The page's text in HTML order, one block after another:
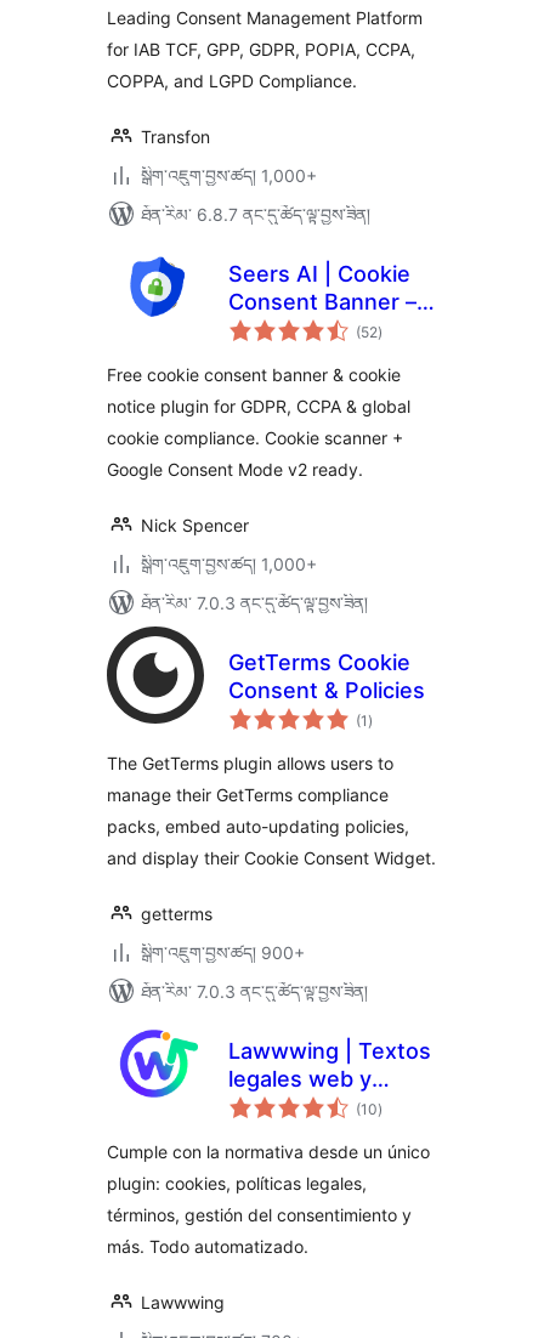
ཚང་།
Leading Consent Management Platform
for IAB TCF, GPP, GDPR, POPIA, CCPA,
COPPA, and LGPD Compliance.
Transfon
སྒྲིག་འཇུག་བྱས་ཚད། 1,000+
ཐོན་རིམ་ 6.8.7 ནང་དུ་ཚོད་ལྟ་བྱས་ཟིན།
Seers AI | Cookie
Consent Banner –
GDPR & CCPA
Management
Platform
(52གདེང་
འཇོག་
ཚང་།
)
Free cookie consent banner & cookie
notice plugin for GDPR, CCPA & global
cookie compliance. Cookie scanner +
Google Consent Mode v2 ready.
Nick Spencer
སྒྲིག་འཇུག་བྱས་ཚད། 1,000+
ཐོན་རིམ་ 7.0.3 ནང་དུ་ཚོད་ལྟ་བྱས་ཟིན།
GetTerms Cookie
Consent & Policies
(1 གདེང་
འཇོག་
ཚང་།
)
The GetTerms plugin allows users to
manage their GetTerms compliance
packs, embed auto-updating policies,
and display their Cookie Consent Widget.
getterms
སྒྲིག་འཇུག་བྱས་ཚད། 900+
ཐོན་རིམ་ 7.0.3 ནང་དུ་ཚོད་ལྟ་བྱས་ཟིན།
Lawwwing | Textos
legales web y
Banner de cookies
(10གདེང་
འཇོག་
ཚང་།
)
Cumple con la normativa desde un único
plugin: cookies, políticas legales,
términos, gestión del consentimiento y
más. Todo automatizado.
Lawwwing